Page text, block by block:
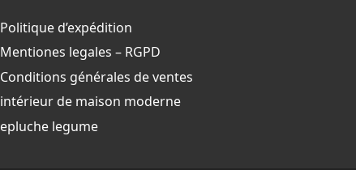
Politique d’expédition
Mentiones legales – RGPD
Conditions générales de ventes
intérieur de maison moderne
epluche legume